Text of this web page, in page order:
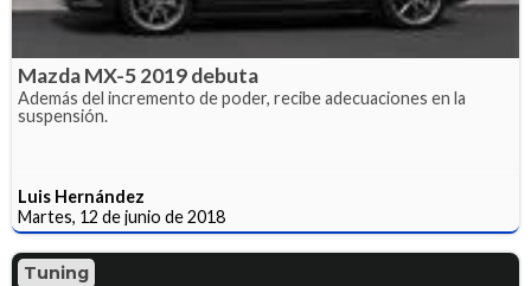
Mazda MX-5 2019 debuta
Además del incremento de poder, recibe adecuaciones en la
suspensión.
Luis Hernández
Martes, 12 de junio de 2018
Tuning